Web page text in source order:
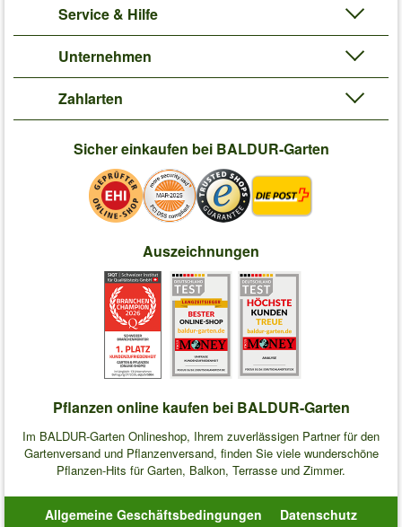
Service & Hilfe
Unternehmen
Zahlarten
Sicher einkaufen bei BALDUR-Garten
Auszeichnungen
Pflanzen online kaufen bei BALDUR-Garten
Im BALDUR-Garten Onlineshop, Ihrem zuverlässigen Partner für den
Gartenversand und Pflanzenversand, finden Sie viele wunderschöne
Pflanzen-Hits für Garten, Balkon, Terrasse und Zimmer.
Allgemeine Geschäftsbedingungen Datenschutz